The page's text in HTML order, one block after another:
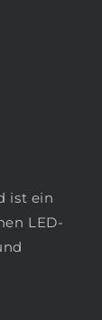
ist ein
LED-